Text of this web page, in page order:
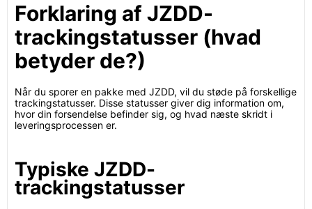
Forklaring af JZDD-
trackingstatusser (hvad
betyder de?)
Når du sporer en pakke med JZDD, vil du støde på forskellige
trackingstatusser. Disse statusser giver dig information om,
hvor din forsendelse befinder sig, og hvad næste skridt i
leveringsprocessen er.
Typiske JZDD-
trackingstatusser